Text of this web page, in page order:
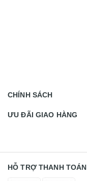
CHÍNH SÁCH
ƯU ĐÃI GIAO HÀNG
HỖ TRỢ THANH TOÁN